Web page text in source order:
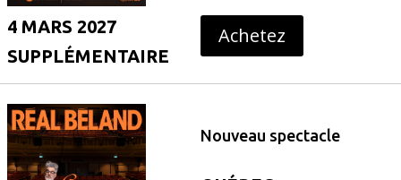
4 MARS 2027 Achetez
SUPPLÉMENTAIRE
Nouveau spectacle